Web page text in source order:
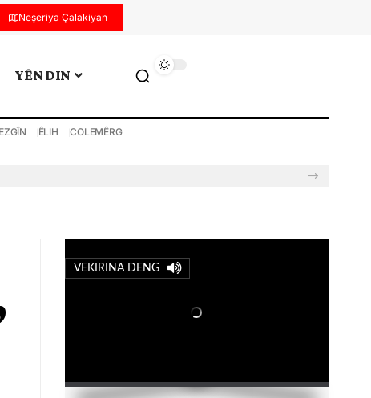
Neşeriya Çalakiyan
YÊN DIN
ÊLIH COLEMÊRG
VEKIRINA DENG